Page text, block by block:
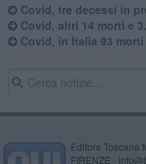
Covid, tre decessi in
Covid, altri 14 morti e
Covid, in Italia 93
Editore Toscana
FIRENZE -